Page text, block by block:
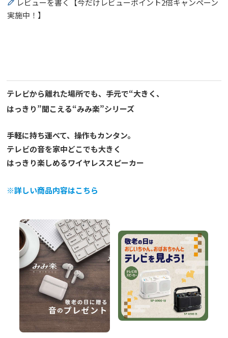
レビューを書く【今だけレビューポイント2倍キャンペーン
実施中！】
テレビから離れた場所でも、手元で“大きく、
はっきり”聞こえる“みみ楽”シリーズ
手軽に持ち運べて、操作もカンタン。
テレビの音を家中どこでも大きく
はっきり楽しめるワイヤレススピーカー
※詳しい商品内容はこちら